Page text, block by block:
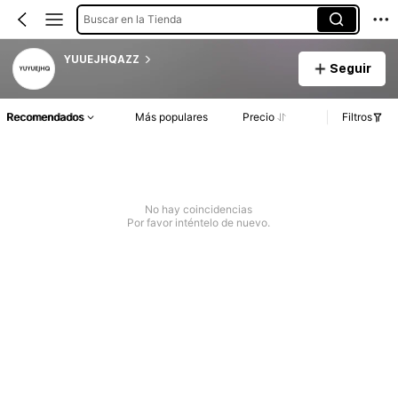
Buscar en la Tienda
YUUEJHQAZZ
Seguir
Recomendados Más populares Precio Filtros
No hay coincidencias
Por favor inténtelo de nuevo.